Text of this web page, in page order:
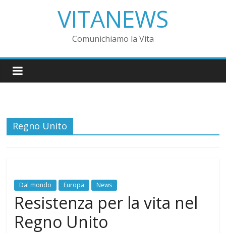
VITANEWS
Comunichiamo la Vita
Regno Unito
Dal mondo Europa News
Resistenza per la vita nel
Regno Unito